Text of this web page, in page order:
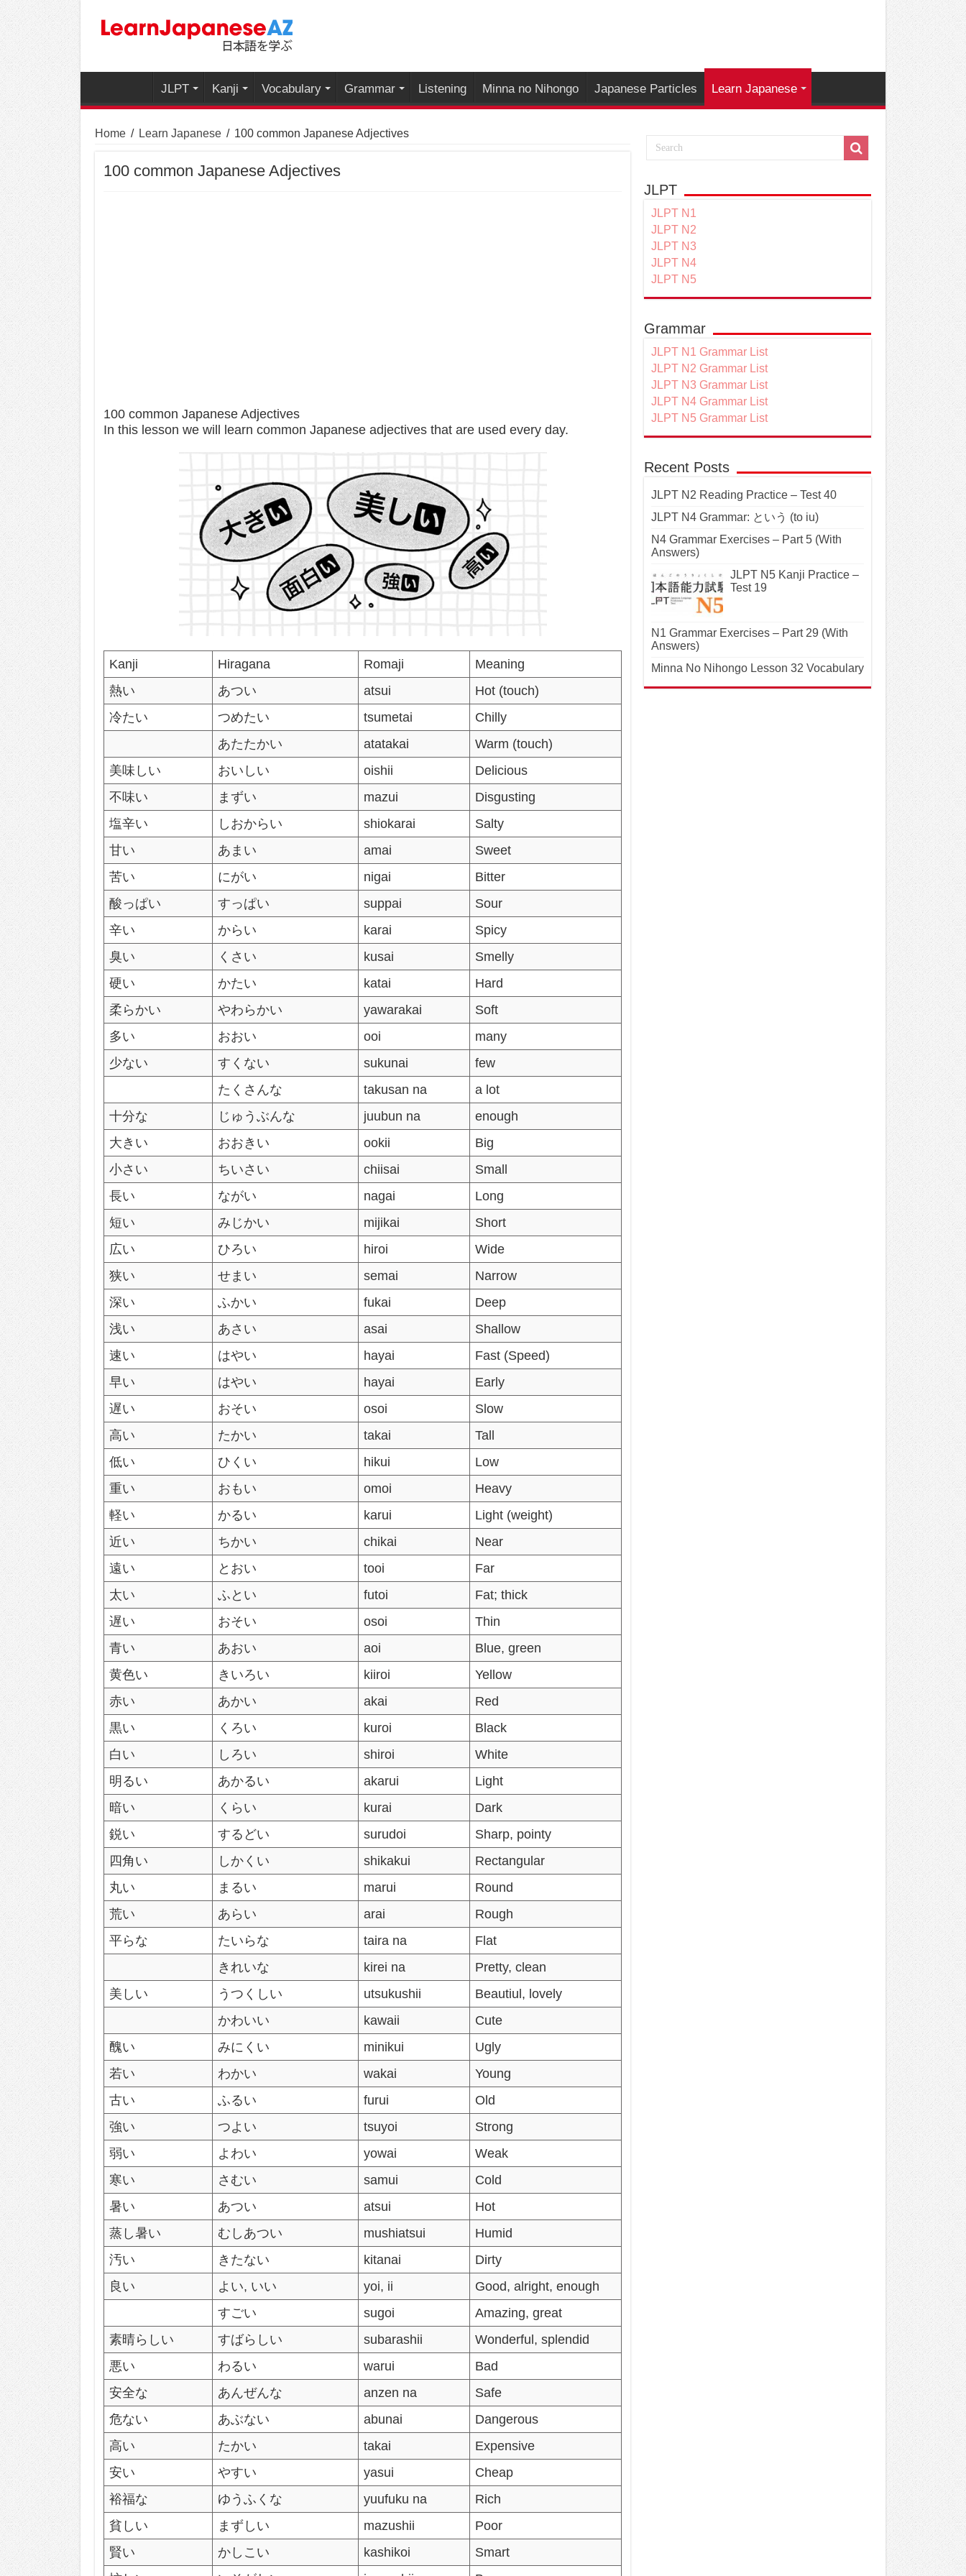
JLPT Kanji Vocabulary Grammar Listening Minna no Nihongo Japanese Particles Learn Japanese
Home / Learn Japanese / 100 common Japanese Adjectives
100 common Japanese Adjectives
100 common Japanese Adjectives
In this lesson we will learn common Japanese adjectives that are used every day.
Kanji Hiragana Romaji
Meaning
熱い
あつい atsui
Hot (touch)
冷たい
つめたい tsumetai
Chilly
あたたかい
atatakai
Warm (touch)
美味しい
おいしい oishii
Delicious
不味い
まずい mazui
Disgusting
塩辛い
しおからい shiokarai
Salty
甘い
あまい amai
Sweet
苦い
にがい nigai
Bitter
酸っぱい
すっぱい suppai
Sour
辛い
からい karai
Spicy
臭い
くさい kusai
Smelly
硬い
かたい katai
Hard
柔らかい
やわらかい yawarakai
Soft
多い
おおい ooi
many
少ない
すくない sukunai
few
たくさんな
takusan na
a lot
十分な
じゅうぶんな juubun na
enough
大きい
おおきい ookii
Big
小さい
ちいさい chiisai
Small
長い
ながい nagai
Long
短い
みじかい mijikai
Short
広い
ひろい hiroi
Wide
狭い
せまい semai
Narrow
深い
ふかい fukai
Deep
浅い
あさい asai
Shallow
速い
はやい hayai
Fast (Speed)
早い
はやい hayai
Early
遅い
おそい osoi
Slow
高い
たかい takai
Tall
低い
ひくい hikui
Low
重い
おもい omoi
Heavy
軽い
かるい karui
Light (weight)
近い
ちかい chikai
Near
遠い
とおい tooi
Far
太い
ふとい futoi
Fat; thick
遅い
おそい osoi
Thin
青い
あおい aoi
Blue, green
黄色い
きいろい kiiroi
Yellow
赤い
あかい akai
Red
黒い
くろい kuroi
Black
白い
しろい shiroi
White
明るい
あかるい akarui
Light
暗い
くらい kurai
Dark
鋭い
するどい surudoi
Sharp, pointy
四角い
しかくい shikakui
Rectangular
丸い
まるい marui
Round
荒い
あらい arai
Rough
平らな
たいらな taira na
Flat
きれいな
kirei na
Pretty, clean
美しい
うつくしい utsukushii
Beautiul, lovely
かわいい
kawaii
Cute
醜い
みにくい minikui
Ugly
若い
わかい wakai
Young
古い
ふるい furui
Old
強い
つよい tsuyoi
Strong
弱い
よわい yowai
Weak
寒い
さむい samui
Cold
暑い
あつい atsui
Hot
蒸し暑い
むしあつい mushiatsui
Humid
汚い
きたない kitanai
Dirty
良い
よい, いい yoi, ii
Good, alright, enough
すごい
sugoi
Amazing, great
素晴らしい
すばらしい subarashii
Wonderful, splendid
悪い
わるい warui
Bad
安全な
あんぜんな anzen na
Safe
危ない
あぶない abunai
Dangerous
高い
たかい takai
Expensive
安い
やすい yasui
Cheap
裕福な
ゆうふくな yuufuku na
Rich
貧しい
まずしい mazushii
Poor
賢い
かしこい kashikoi
Smart
JLPT
JLPT N1
JLPT N2
JLPT N3
JLPT N4
JLPT N5
Grammar
JLPT N1 Grammar List
JLPT N2 Grammar List
JLPT N3 Grammar List
JLPT N4 Grammar List
JLPT N5 Grammar List
Recent Posts
JLPT N2 Reading Practice – Test 40
JLPT N4 Grammar: という (to iu)
N4 Grammar Exercises – Part 5 (With
Answers)
JLPT N5 Kanji Practice –
Test 19
N1 Grammar Exercises – Part 29 (With
Answers)
Minna No Nihongo Lesson 32 Vocabulary